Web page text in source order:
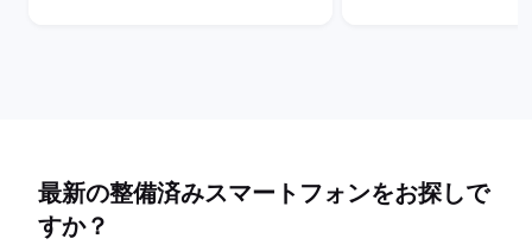
最新の整備済みスマートフォンをお探しで
すか？